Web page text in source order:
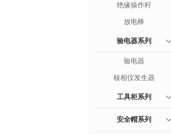
绝缘操作杆
放电棒
验电器系列
验电器
核相仪发生器
工具柜系列
安全帽系列